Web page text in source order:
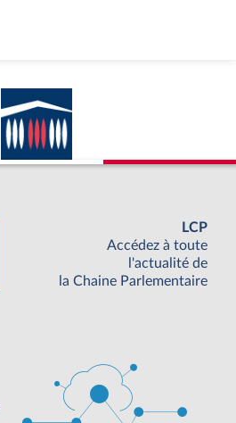
LCP
Accédez à toute
l'actualité de
la Chaine Parlementaire